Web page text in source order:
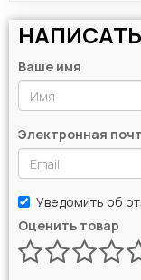
Ваше имя
Электронная
Уведомить об
Оценить товар